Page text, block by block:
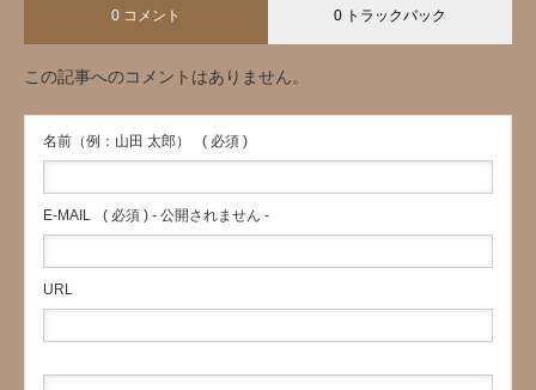
0 コメント 0 トラックバック
この記事へのコメントはありません。
名前（例：山田 太郎） ( 必須 )
E-MAIL ( 必須 ) - 公開されません -
URL